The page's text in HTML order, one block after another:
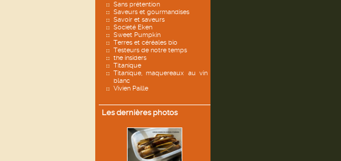
Sans prétention
Saveurs et gourmandises
Savoir et saveurs
Societé Eken
Sweet Pumpkin
Terres et céréales bio
Testeurs de notre temps
the insiders
Titanique
Titanique, maquereaux au vin
blanc
Vivien Paille
Les dernières photos